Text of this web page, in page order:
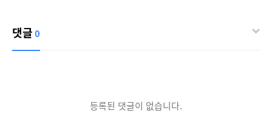
댓글0
등록된 댓글이 없습니다.